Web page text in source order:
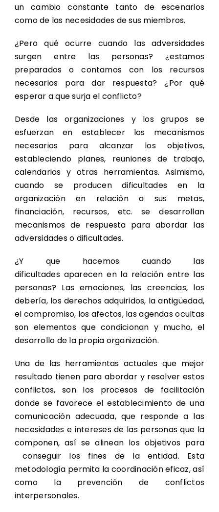
un cambio constante tanto de escenarios
como de las necesidades de sus miembros.
¿Pero qué ocurre cuando las adversidades
surgen entre las personas? ¿estamos
preparados o contamos con los recursos
necesarios para dar respuesta? ¿Por qué
esperar a que surja el conflicto?
Desde las organizaciones y los grupos se
esfuerzan en establecer los mecanismos
necesarios para alcanzar los objetivos,
estableciendo planes, reuniones de trabajo,
calendarios y otras herramientas. Asimismo,
cuando se producen dificultades en la
organización en relación a sus metas,
financiación, recursos, etc. se desarrollan
mecanismos de respuesta para abordar las
adversidades o dificultades.
¿Y que hacemos cuando las
dificultades aparecen en la relación entre las
personas? Las emociones, las creencias, los
debería, los derechos adquiridos, la antigüedad,
el compromiso, los afectos, las agendas ocultas
son elementos que condicionan y mucho, el
desarrollo de la propia organización.
Una de las herramientas actuales que mejor
resultado tienen para abordar y resolver estos
conflictos, son los procesos de facilitación
donde se favorece el establecimiento de una
comunicación adecuada, que responde a las
necesidades e intereses de las personas que la
componen, así se alinean los objetivos para
conseguir los fines de la entidad. Esta
metodología permita la coordinación eficaz, así
como la prevención de conflictos
interpersonales.